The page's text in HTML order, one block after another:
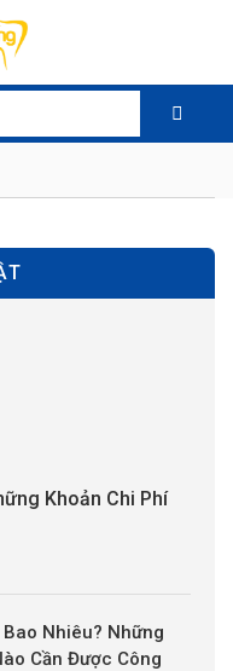
Khoản Chi Phí
Nhiêu? Những
Cần Được Công